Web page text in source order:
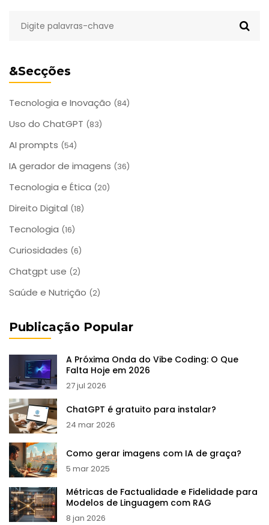
&Secções
Tecnologia e Inovação (84)
Uso do ChatGPT (83)
AI prompts (54)
IA gerador de imagens (36)
Tecnologia e Ética (20)
Direito Digital (18)
Tecnologia (16)
Curiosidades (6)
Chatgpt use (2)
Saúde e Nutrição (2)
Publicação Popular
A Próxima Onda do Vibe Coding: O Que
Falta Hoje em 2026
27 jul 2026
ChatGPT é gratuito para instalar?
24 mar 2026
Como gerar imagens com IA de graça?
5 mar 2025
Métricas de Factualidade e Fidelidade para
Modelos de Linguagem com RAG
8 jan 2026